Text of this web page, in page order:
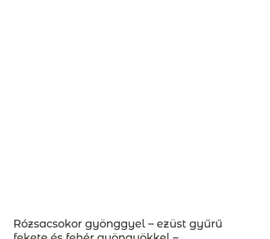
Rózsacsokor gyönggyel – ezüst gyűrű